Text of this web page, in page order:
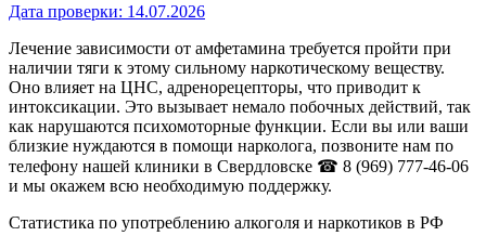
Дата проверки: 14.07.2026
Лечение зависимости от амфетамина требуется пройти при
наличии тяги к этому сильному наркотическому веществу.
Оно влияет на ЦНС, адренорецепторы, что приводит к
интоксикации. Это вызывает немало побочных действий, так
как нарушаются психомоторные функции. Если вы или ваши
близкие нуждаются в помощи нарколога, позвоните нам по
телефону нашей клиники в Свердловске ☎ 8 (969) 777-46-06
и мы окажем всю необходимую поддержку.
Статистика по употреблению алкоголя и наркотиков в РФ